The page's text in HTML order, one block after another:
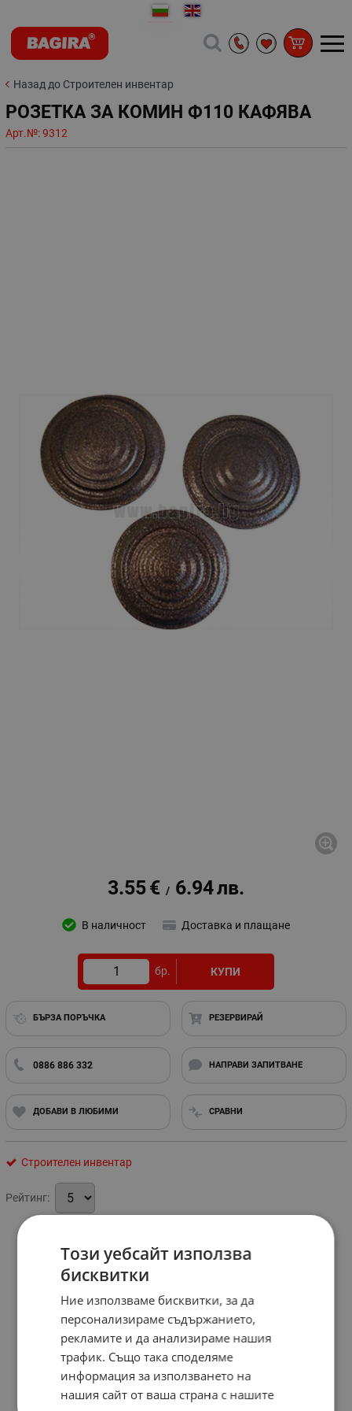
Назад до Строителен инвентар
РОЗЕТКА ЗА КОМИН Ф110 КАФЯВА
Арт.№:9312
3.55€ / 6.94лв.
В наличност Доставка и плащане
бр. КУПИ
БЪРЗА ПОРЪЧКА РЕЗЕРВИРАЙ
0886 886 332 НАПРАВИ ЗАПИТВАНЕ
ДОБАВИ В ЛЮБИМИ СРАВНИ
Строителен инвентар
Рейтинг:
Този уебсайт използва
бисквитки
Ние използваме бисквитки, за да
персонализираме съдържанието,
рекламите и да анализираме нашия
трафик. Също така споделяме
информация за използването на
нашия сайт от ваша страна с нашите